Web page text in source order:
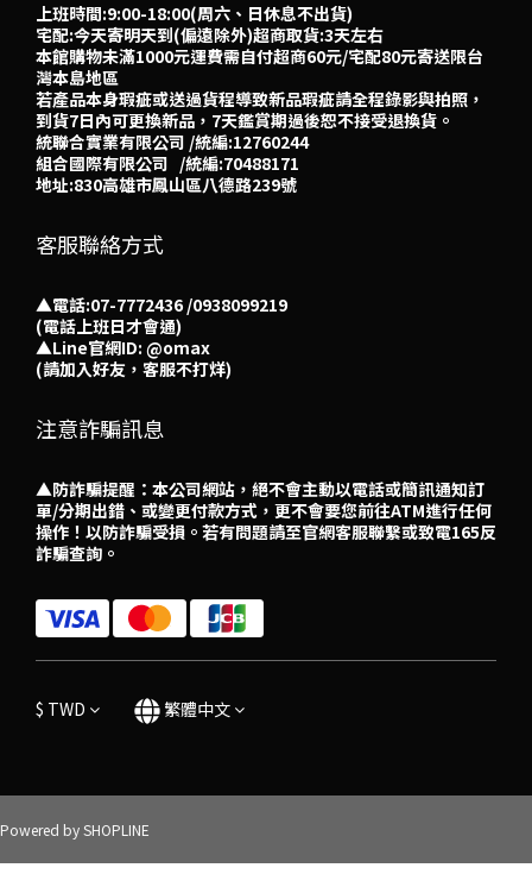
上班時間:9:00-18:00(周六、日休息不出貨)
宅配:今天寄明天到(偏遠除外)超商取貨:3天左右
本館購物未滿1000元運費需自付超商60元/宅配80元寄送限台
灣本島地區
若產品本身瑕疵或送過貨程導致新品瑕疵請全程錄影與拍照，
到貨7日內可更換新品，7天鑑賞期過後恕不接受退換貨。
統聯合實業有限公司 /統編:12760244
組合國際有限公司 /統編:70488171
地址:830高雄市鳳山區八德路239號
客服聯絡方式
▲電話:07-7772436 /0938099219
(電話上班日才會通)
▲Line官網ID: @omax​
(請加入好友，客服不打烊)
注意詐騙訊息
▲防詐騙提醒：本公司網站，絕不會主動以電話或簡訊通知訂
單/分期出錯、或變更付款方式，更不會要您前往ATM進行任何
操作！以防詐騙受損。若有問題請至官網客服聯繫或致電165反
詐騙查詢。
$ TWD 繁體中文
Powered by SHOPLINE